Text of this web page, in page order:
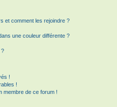
et comment les rejoindre ?
une couleur différente ?
?
!
!
membre de ce forum !